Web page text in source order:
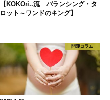
【KOKOri..流 バランシング・タ
ロット～ワンドのキング】
開運コラム